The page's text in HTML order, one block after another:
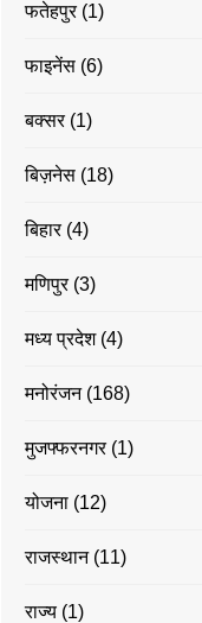
फतेहपुर(1)
फाइनेंस (6)
बक्सर(1)
बिज़नेस (18)
बिहार(4)
मणिपुर(3)
मध्य प्रदेश(4)
मनोरंजन(168)
मुजफ्फरनगर(1)
योजना (12)
राजस्थान(11)
राज्य (1)